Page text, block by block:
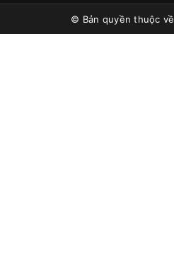
© Bản quyền thuộc về